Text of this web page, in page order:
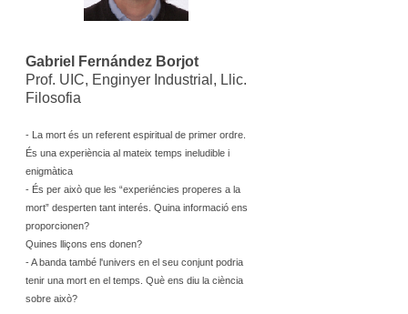
Gabriel Fernández Borjot
Prof. UIC, Enginyer Industrial, Llic.
Filosofia
- La mort és un referent espiritual de primer ordre.
És una experiència al mateix temps ineludible i
enigmàtica
- És per això que les “experiéncies properes a la
mort” desperten tant interés. Quina informació ens
proporcionen?
Quines lliçons ens donen?
- A banda també l'univers en el seu conjunt podria
tenir una mort en el temps. Què ens diu la ciència
sobre això?